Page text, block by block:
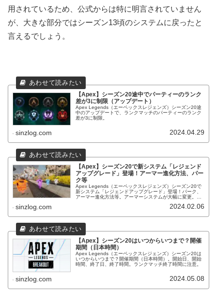
用されているため、公式からは特に明言されていません
が、大きな部分ではシーズン13頃のシステムに戻ったと
言えるでしょう。
【Apex】シーズン20途中でパーティーのランク
差が3に制限（アップデート）
Apex Legends（エーペックスレジェンズ）シーズン20途
中のアップデートで、ランクマッチのパーティーのランク
差が3に制限。
sinzlog.com 2024.04.29
【Apex】シーズン20で新システム「レジェンド
アップグレード」登場！アーマー進化方法、パー
ク等
Apex Legends（エーペックスレジェンズ）シーズン20で
新システム「レジェンドアップグレード」登場！パーク、
アーマー進化方法等。アーマーシステムが大幅に変更。進
sinzlog.com 2024.02.06
【Apex】シーズン20はいつからいつまで？開催
期間（日本時間）
Apex Legends（エーペックスレジェンズ）シーズン20は
いつからいつまで？開催期間（日本時間）。開始日、開始
時間、終了日、終了時間。ランクマッチ終了時間に注意。
sinzlog.com 2024.05.08